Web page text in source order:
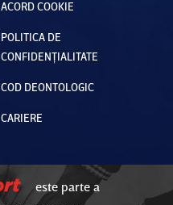
ACORD COOKIE
POLITICA DE
CONFIDENȚIALITATE
COD DEONTOLOGIC
CARIERE
este parte a